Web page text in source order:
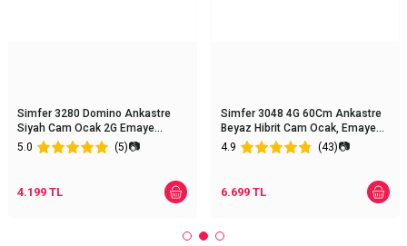
Simfer 3280 Domino Ankastre
Siyah Cam Ocak 2G Emaye
Izgara
5.0 (5)📷
4.199 TL
Simfer 3048 4G 60Cm Ankastre
Beyaz Hibrit Cam Ocak, Emaye
Izgara
4.9 (43)📷
6.699TL